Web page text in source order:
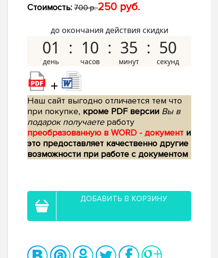
Стоимость: 700 р.250 руб.
до окончания действия скидки
01 10 35 49
+
Наш сайт выгодно отличается тем что
при покупке, кроме PDF версии Вы в
подарок получаетеработу
преобразованную в WORD - документ и
это предоставляет качественно другие
возможности при работе с документом
ДОБАВИТЬ В КОРЗИНУ